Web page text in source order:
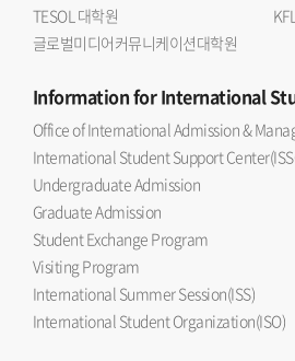
TESOL 대학원
글로벌미디어커뮤니케이션대학원
Informationfor International
Office of International Admission &
International Student Support
Undergraduate Admission
Graduate Admission
Student Exchange Program
Visiting Program
International Summer Session(ISS)
International Student Organization(ISO)